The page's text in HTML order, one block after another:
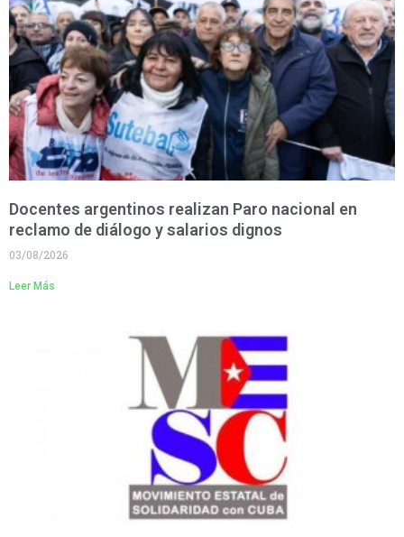
Docentes argentinos realizan Paro nacional en
reclamo de diálogo y salarios dignos
03/08/2026
Leer Más